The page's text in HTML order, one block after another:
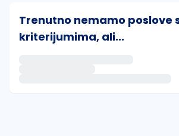
Trenutno nemamo poslove
kriterijumima, ali...